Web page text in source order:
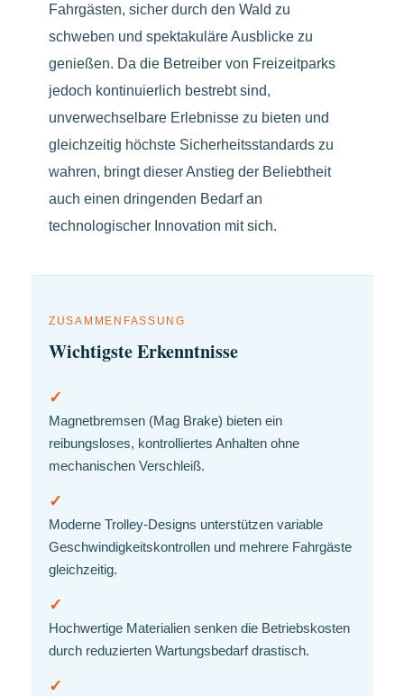
Fahrgästen, sicher durch den Wald zu
schweben und spektakuläre Ausblicke zu
genießen. Da die Betreiber von Freizeitparks
jedoch kontinuierlich bestrebt sind,
unverwechselbare Erlebnisse zu bieten und
gleichzeitig höchste Sicherheitsstandards zu
wahren, bringt dieser Anstieg der Beliebtheit
auch einen dringenden Bedarf an
technologischer Innovation mit sich.
ZUSAMMENFASSUNG
Wichtigste Erkenntnisse
✓
Magnetbremsen (Mag Brake) bieten ein
reibungsloses, kontrolliertes Anhalten ohne
mechanischen Verschleiß.
✓
Moderne Trolley-Designs unterstützen variable
Geschwindigkeitskontrollen und mehrere Fahrgäste
gleichzeitig.
✓
Hochwertige Materialien senken die Betriebskosten
durch reduzierten Wartungsbedarf drastisch.
✓